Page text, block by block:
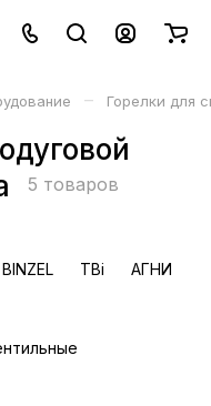
– Горелки для
5 товаров
BINZEL TBi АГНИ